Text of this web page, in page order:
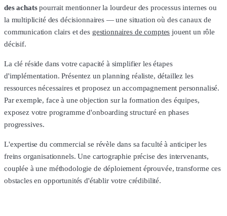
des achatspourrait mentionner la lourdeur des processus internes ou
la multiplicité des décisionnaires — une situation où des canaux de
communication clairs et des gestionnaires de comptes jouent un rôle
décisif.
La clé réside dans votre capacité à simplifier les étapes
d'implémentation. Présentez un planning réaliste, détaillez les
ressources nécessaires et proposez un accompagnement personnalisé.
Par exemple, face à une objection sur la formation des équipes,
exposez votre programme d'onboarding structuré en phases
progressives.
L'expertise du commercial se révèle dans sa faculté à anticiper les
freins organisationnels. Une cartographie précise des intervenants,
couplée à une méthodologie de déploiement éprouvée, transforme ces
obstacles en opportunités d'établir votre crédibilité.